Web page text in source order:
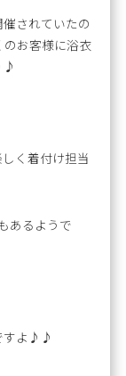
されていたの
のお客様に浴衣
く着付け担当
あるようで
すよ♪♪